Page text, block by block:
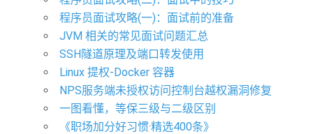
程序员面试攻略(一)：面试前的准备
JVM 相关的常见面试问题汇总
SSH隧道原理及端口转发使用
Linux 提权-Docker 容器
NPS服务端未授权访问控制台越权漏洞修复
一图看懂，等保三级与二级区别
《职场加分好习惯·精选400条》